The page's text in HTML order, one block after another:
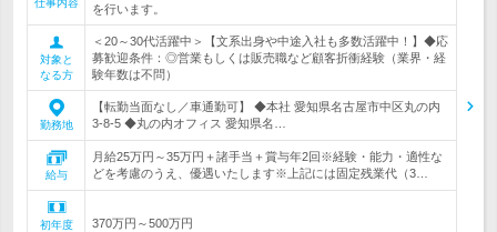
を行います。
対象と
なる方
＜20～30代活躍中＞【文系出身や中途入社も多数活躍中！】◆応
募歓迎条件：◎営業もしくは販売職など顧客折衝経験（業界・経
験年数は不問）
勤務地
【転勤当面なし／車通勤可】 ◆本社 愛知県名古屋市中区丸の内
3-8-5 ◆丸の内オフィス 愛知県名…
給与
月給25万円～35万円＋諸手当＋賞与年2回※経験・能力・適性な
どを考慮のうえ、優遇いたします※上記には固定残業代（3…
初年度
370万円～500万円